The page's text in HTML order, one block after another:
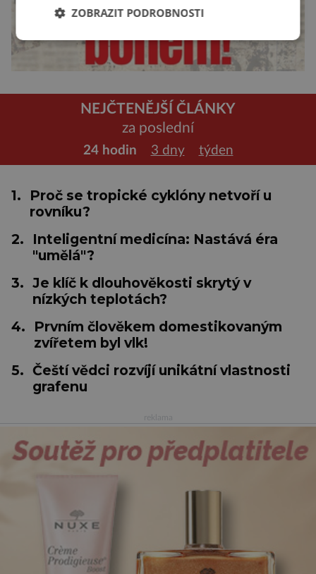
NEJČTENĚJŠÍ ČLÁNKY
za poslední
24 hodin 3 dny týden
1.
Proč se tropické cyklóny netvoří u
rovníku?
2.
Inteligentní medicína: Nastává éra
"umělá"?
3. Je klíč k dlouhověkosti skrytý v
nízkých teplotách?
4.
Prvním člověkem domestikovaným
zvířetem byl vlk!
5. Čeští vědci rozvíjí unikátní vlastnosti
grafenu
ZOBRAZIT PODROBNOSTI